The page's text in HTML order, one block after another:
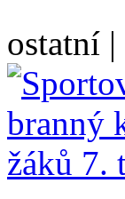
ostatní |